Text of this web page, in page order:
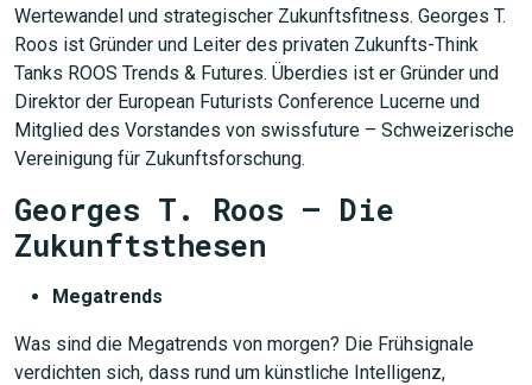
Wertewandel und strategischer Zukunftsfitness. Georges T.
Roos ist Gründer und Leiter des privaten Zukunfts-Think
Tanks ROOS Trends & Futures. Überdies ist er Gründer und
Direktor der European Futurists Conference Lucerne und
Mitglied des Vorstandes von swissfuture – Schweizerische
Vereinigung für Zukunftsforschung.
Georges T. Roos – Die
Zukunftsthesen
Megatrends
Was sind die Megatrends von morgen? Die Frühsignale
verdichten sich, dass rund um künstliche Intelligenz,